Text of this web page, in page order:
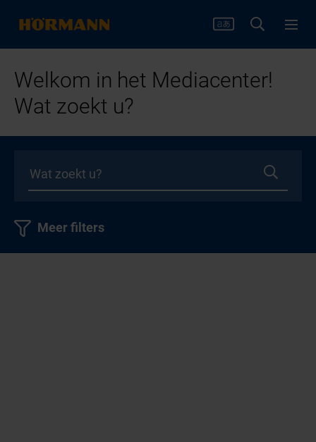
Welkom in het Mediacenter!
Wat zoekt u?
Meer filters